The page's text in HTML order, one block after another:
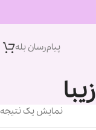
پیام‌رسان‌ بله
نمایش یک نتیجه